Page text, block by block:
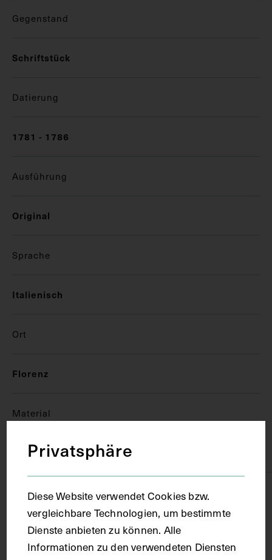
Gegenstand
Schriftstück
Datierung
1781 - 1786
Ausführung
Original
Sprache
Italienisch
Ort
Florenz
Material
Papier
Technik
Handschrift
Privatsphäre
Diese Website verwendet Cookies bzw.
vergleichbare Technologien, um bestimmte
Dienste anbieten zu können. Alle
Informationen zu den verwendeten Diensten